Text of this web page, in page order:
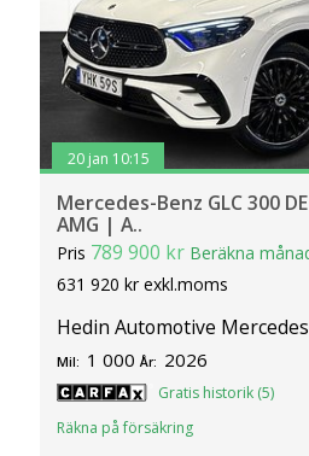
20 jan 10:15
Mercedes-Benz GLC 300
AMG | A..
Pris 789 900 kr Beräkna
631 920 kr exkl.moms
Hedin Automotive
Mil: 1 000 År: 2026
Gratis historik (5)
Räkna på försäkring